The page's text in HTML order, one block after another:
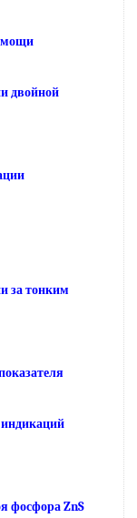
двойной
за тонким
фосфора ZnS